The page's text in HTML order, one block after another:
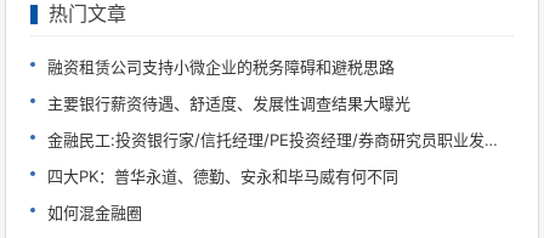
热门文章
融资租赁公司支持小微企业的税务障碍和避税思路
主要银行薪资待遇、舒适度、发展性调查结果大曝光
金融民工:投资银行家/信托经理/PE投资经理/券商研究员职业发展必读
四大PK：普华永道、德勤、安永和毕马威有何不同
如何混金融圈